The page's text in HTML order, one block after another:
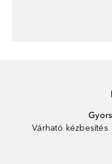
Várható kézbesítés